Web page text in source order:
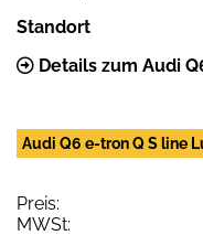
Standort
Details zum Audi
Audi Q6 e-tron Q S
Preis:
MWSt: